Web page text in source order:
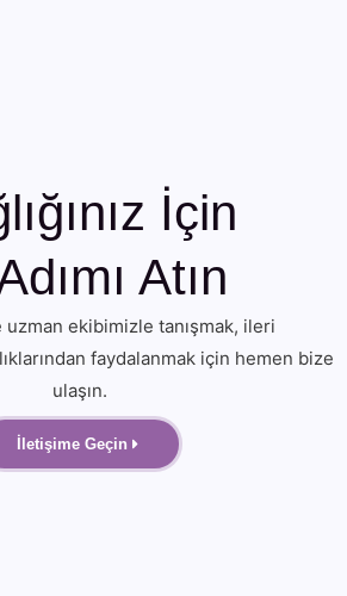
İçin
Atın
ekibimizle tanışmak, ileri
faydalanmak için hemen bize
ulaşın.
İletişime Geçin